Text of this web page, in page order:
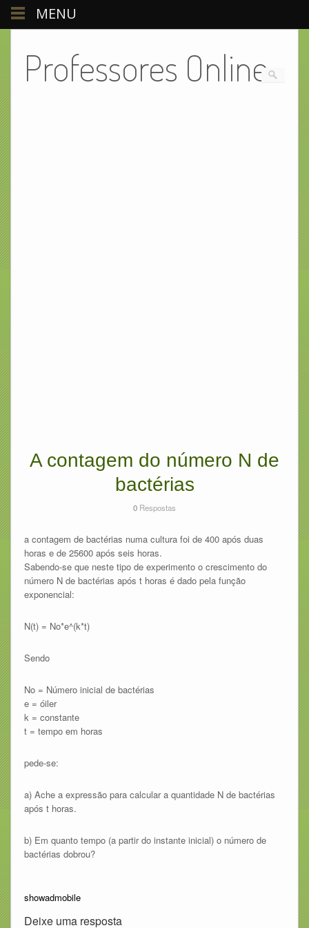
Professores Online
A contagem do número N de
bactérias
0 Respostas
a contagem de bactérias numa cultura foi de 400 após duas
horas e de 25600 após seis horas.
Sabendo-se que neste tipo de experimento o crescimento do
número N de bactérias após t horas é dado pela função
exponencial:
N(t) = No*e^(k*t)
Sendo
No = Número inicial de bactérias
e = óiler
k = constante
t = tempo em horas
pede-se:
a) Ache a expressão para calcular a quantidade N de bactérias
após t horas.
b) Em quanto tempo (a partir do instante inicial) o número de
bactérias dobrou?
showadmobile
Deixe uma resposta
MENU